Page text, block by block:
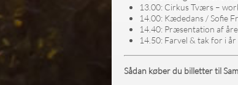
13.00: Cirkus Tværs –
14.00: Kædedans / Sofie
14.40: Præsentation af
14.50: Farvel & tak for i år
Sådan køber du billetter til